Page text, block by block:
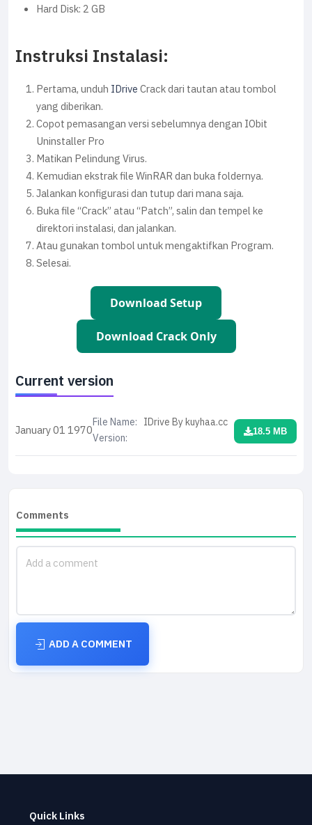
Hard Disk: 2 GB
Instruksi Instalasi:
Pertama, unduh IDriveCrack dari tautan atau tombol
yang diberikan.
Copot pemasangan versi sebelumnya dengan IObit
Uninstaller Pro
Matikan Pelindung Virus.
Kemudian ekstrak file WinRAR dan buka foldernya.
Jalankan konfigurasi dan tutup dari mana saja.
Buka file “Crack” atau “Patch”, salin dan tempel ke
direktori instalasi, dan jalankan.
Atau gunakan tombol untuk mengaktifkan Program.
Selesai.
Download Setup
Download Crack Only
Current version
January 011970
File Name: IDrive By kuyhaa.cc
Version:
18.5 MB
Comments
ADD A COMMENT
Quick Links